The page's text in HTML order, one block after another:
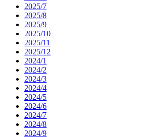
2025/7
2025/8
2025/9
2025/10
2025/11
2025/12
2024/1
2024/2
2024/3
2024/4
2024/5
2024/6
2024/7
2024/8
2024/9